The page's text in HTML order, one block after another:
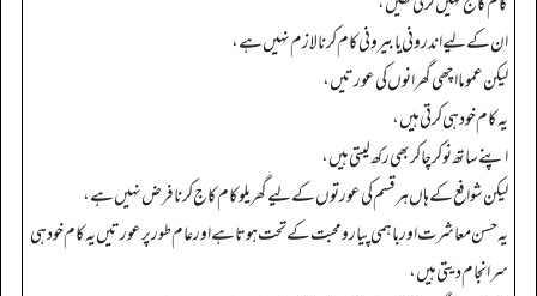
ان کے لیے اندرونی یا بیرونی کام کرنا لازم نہیں ہے،
لیکن عموما اچھی گھرانوں کی عورتیں،
یہ کام خود ہی کرتی ہیں،
اپنے ساتھ نوکر چاکر بھی رکھ لیتی ہیں،
لیکن شوافع کے ہاں ہر قسم کی عورتوں کے لیے گھریلو کام کاج کرنا فرض نہیں ہے،
یہ حسن معاشرت اور باہمی پیار و محبت کے تحت ہوتا ہے اور عام طور پر عورتیں یہ کام خود ہی
سرانجام دیتی ہیں،